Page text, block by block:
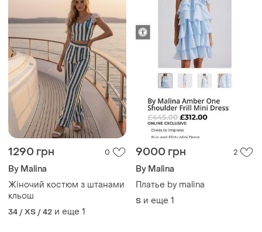
1290 грн 0
By Malina
Жіночий костюм з штанами
кльош
34 / XS / 42 и еще 1
9000 грн 2
By Malina
Платье by malina
S и еще 1